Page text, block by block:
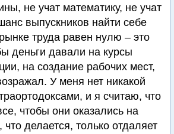
не учат математику, не учат
выпускников найти себе
труда равен нулю – это
деньги давали на курсы
на создание рабочих мест,
У меня нет никакой
и я считаю, что
чтобы они оказались на
делается, только отдаляет